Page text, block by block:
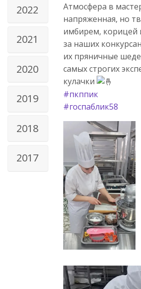
2022
2021
2020
2019
2018
2017
Атмосфера в
напряженная, но
имбирем, корицей
за наших
их пряничные
самых строгих
кулачки
#пкппик
#госпаблик58